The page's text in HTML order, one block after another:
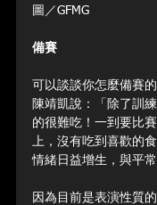
圖／GFMG
備賽
可以談談你怎麼備賽
陳靖凱說：「除了訓
的很難吃！一到要比
上，沒有吃到喜歡的
情緒日益增生，與平
因為目前是表演性質